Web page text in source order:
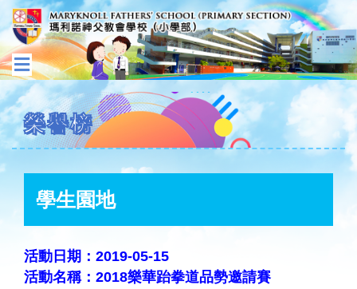
榮譽榜
學生園地
活動日期：2019-05-15
活動名稱：2018樂華跆拳道品勢邀請賽